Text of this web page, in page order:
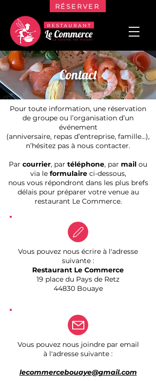
RÉSERVER
Contact
Pour toute information, une réservation
de groupe ou l’organisation d’un
événement
(anniversaire, repas d’entreprise, famille…),
n’hésitez pas à nous contacter.
Par courrier, par téléphone, par mail ou
via le formulaire ci-dessous,
nous vous répondront dans les plus brefs
délais pour préparer votre venue au
restaurant Le Commerce.
Vous pouvez nous écrire à l'adresse
suivante :
Restaurant Le Commerce
19 place du Pays de Retz
44830 Bouaye
Vous pouvez nous joindre par email
à l'adresse suivante :
lecommercebouaye@gmail.com